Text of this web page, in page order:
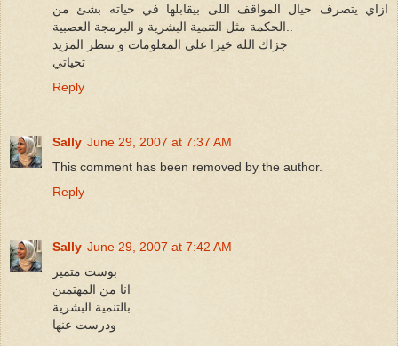
ازاي يتصرف حيال المواقف اللى بيقابلها في حياته بشئ من
جزاك الله خيرا على المعلومات و ننتظر المزيد
تحياتي
Reply
Sally June 29, 2007 at 7:37 AM
This comment has been removed by the author.
Reply
Sally June 29, 2007 at 7:42 AM
بوست متميز
انا من المهتمين
بالتنمية البشرية
ودرست عنها